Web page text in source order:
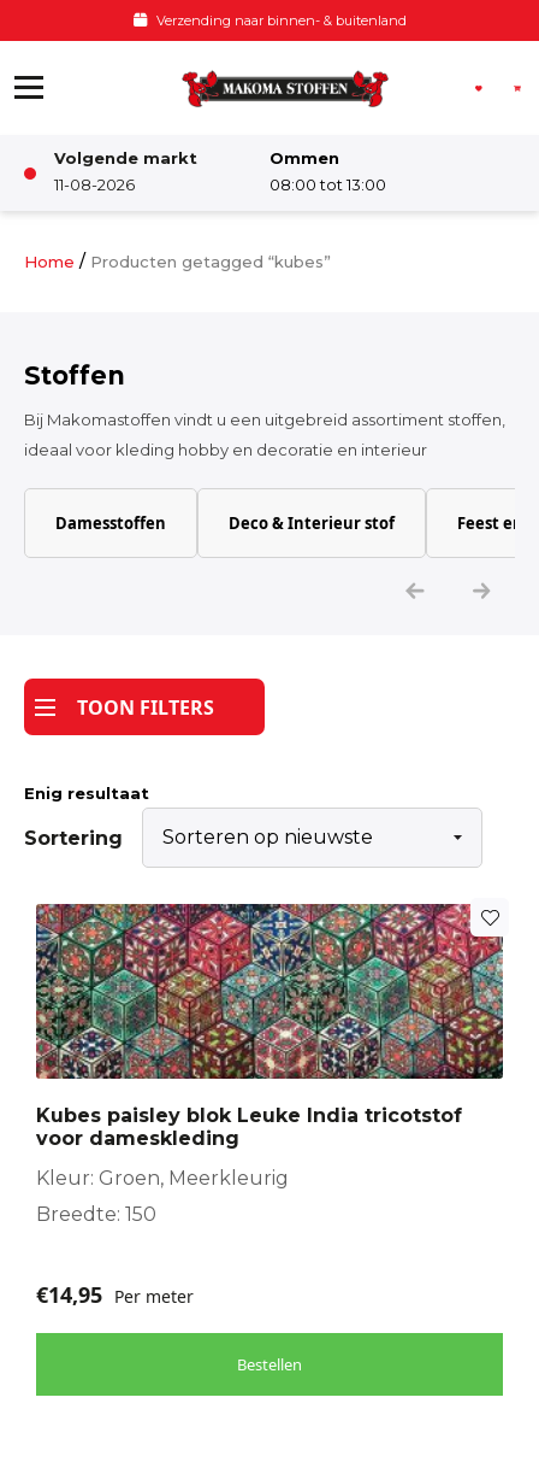
Verzending naar binnen- & buitenland
Volgende markt
11-08-2026
Ommen
08:00 tot 13:00
Damesstoffen
Katoen
Tijdpakker stof
Home / Producten getagged “kubes”
Stoffen
Bij Makomastoffen vindt u een uitgebreid assortiment stoffen,
ideaal voor kleding hobby en decoratie en interieur
Damesstoffen Deco & Interieur stof Feest en
TOON FILTERS
Enig resultaat
Sortering
Kubes paisley blok Leuke India tricotstof
voor dameskleding
Kleur: Groen, Meerkleurig
Breedte: 150
€14,95 Per meter
Bestellen